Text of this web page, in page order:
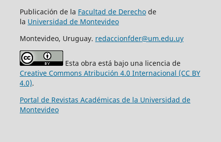
Publicación de la Facultad de Derechode
la Universidad de Montevideo
Montevideo, Uruguay. redaccionfder@um.edu.uy
Esta obra está bajo una licencia de
Creative Commons Atribución 4.0 Internacional (CC BY
4.0).
Portal de Revistas Académicas de la Universidad de
Montevideo